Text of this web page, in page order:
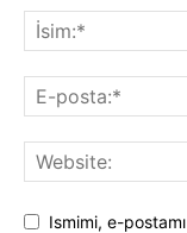
Ismimi, e-